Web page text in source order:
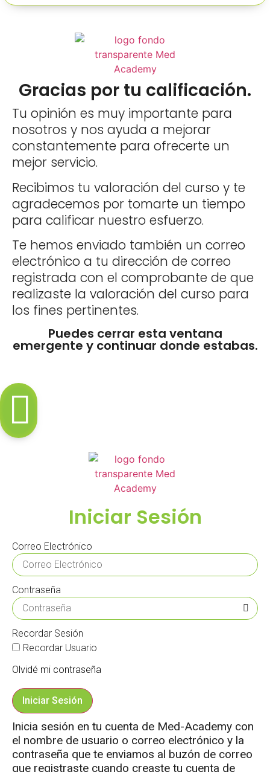
Gracias por tu calificación.
Tu opinión es muy importante para
nosotros y nos ayuda a mejorar
constantemente para ofrecerte un
mejor servicio.
Recibimos tu valoración del curso y te
agradecemos por tomarte un tiempo
para calificar nuestro esfuerzo.
Te hemos enviado también un correo
electrónico a tu dirección de correo
registrada con el comprobante de que
realizaste la valoración del curso para
los fines pertinentes.
Puedes cerrar esta ventana
emergente y continuar donde estabas.
Iniciar Sesión
Correo Electrónico
Contraseña
Recordar Sesión
Recordar Usuario
Olvidé mi contraseña
Iniciar Sesión
Inicia sesión en tu cuenta de Med-Academy con
el nombre de usuario o correo electrónico y la
contraseña que te enviamos al buzón de correo
que registraste cuando creaste tu cuenta de